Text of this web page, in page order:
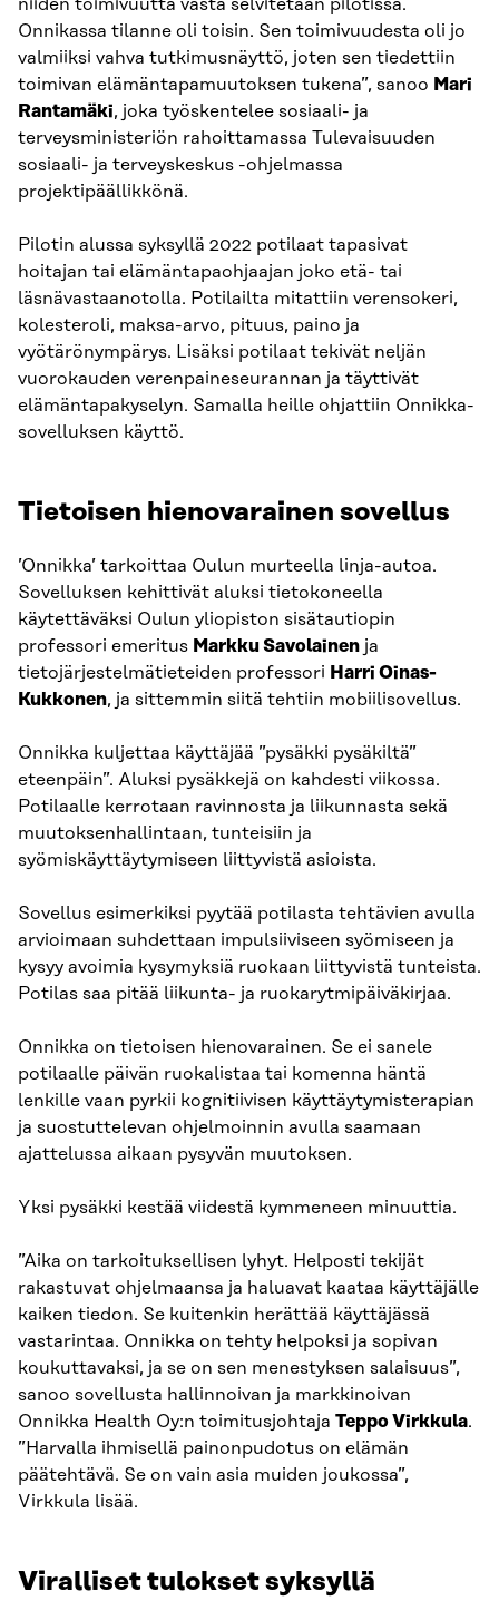
niiden toimivuutta vasta selvitetään pilotissa.
Onnikassa tilanne oli toisin. Sen toimivuudesta oli jo
valmiiksi vahva tutkimusnäyttö, joten sen tiedettiin
toimivan elämäntapamuutoksen tukena”, sanoo Mari
Rantamäki, joka työskentelee sosiaali- ja
terveysministeriön rahoittamassa Tulevaisuuden
sosiaali- ja terveyskeskus -ohjelmassa
projektipäällikkönä.
Pilotin alussa syksyllä 2022 potilaat tapasivat
hoitajan tai elämäntapaohjaajan joko etä- tai
läsnävastaanotolla. Potilailta mitattiin verensokeri,
kolesteroli, maksa-arvo, pituus, paino ja
vyötärönympärys. Lisäksi potilaat tekivät neljän
vuorokauden verenpaineseurannan ja täyttivät
elämäntapakyselyn. Samalla heille ohjattiin Onnikka-
sovelluksen käyttö.
Tietoisen hienovarainen sovellus
’Onnikka’ tarkoittaa Oulun murteella linja-autoa.
Sovelluksen kehittivät aluksi tietokoneella
käytettäväksi Oulun yliopiston sisätautiopin
professori emeritus Markku Savolainen ja
tietojärjestelmätieteiden professori Harri Oinas-
Kukkonen, ja sittemmin siitä tehtiin mobiilisovellus.
Onnikka kuljettaa käyttäjää ”pysäkki pysäkiltä”
eteenpäin”. Aluksi pysäkkejä on kahdesti viikossa.
Potilaalle kerrotaan ravinnosta ja liikunnasta sekä
muutoksenhallintaan, tunteisiin ja
syömiskäyttäytymiseen liittyvistä asioista.
Sovellus esimerkiksi pyytää potilasta tehtävien avulla
arvioimaan suhdettaan impulsiiviseen syömiseen ja
kysyy avoimia kysymyksiä ruokaan liittyvistä tunteista.
Potilas saa pitää liikunta- ja ruokarytmipäiväkirjaa.
Onnikka on tietoisen hienovarainen. Se ei sanele
potilaalle päivän ruokalistaa tai komenna häntä
lenkille vaan pyrkii kognitiivisen käyttäytymisterapian
ja suostuttelevan ohjelmoinnin avulla saamaan
ajattelussa aikaan pysyvän muutoksen.
Yksi pysäkki kestää viidestä kymmeneen minuuttia.
”Aika on tarkoituksellisen lyhyt. Helposti tekijät
rakastuvat ohjelmaansa ja haluavat kaataa käyttäjälle
kaiken tiedon. Se kuitenkin herättää käyttäjässä
vastarintaa. Onnikka on tehty helpoksi ja sopivan
koukuttavaksi, ja se on sen menestyksen salaisuus”,
sanoo sovellusta hallinnoivan ja markkinoivan
Onnikka Health Oy:n toimitusjohtaja Teppo Virkkula.
”Harvalla ihmisellä painonpudotus on elämän
päätehtävä. Se on vain asia muiden joukossa”,
Virkkula lisää.
Viralliset tulokset syksyllä